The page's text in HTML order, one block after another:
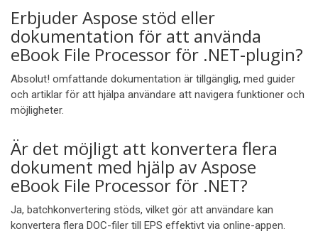
Erbjuder Aspose stöd eller
dokumentation för att använda
eBook File Processor för .NET-plugin?
Absolut! omfattande dokumentation är tillgänglig, med guider
och artiklar för att hjälpa användare att navigera funktioner och
möjligheter.
Är det möjligt att konvertera flera
dokument med hjälp av Aspose
eBook File Processor för .NET?
Ja, batchkonvertering stöds, vilket gör att användare kan
konvertera flera DOC-filer till EPS effektivt via online-appen.